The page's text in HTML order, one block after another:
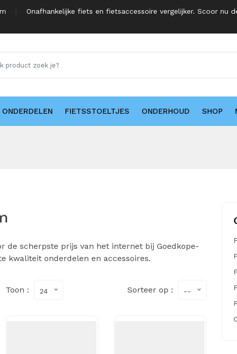
Onafhankelijke fiets en fietsaccessoire vergelijker. Scoor nu
ONDERDELEN FIETSSTOELTJES ONDERHOUD SHOP
de scherpste prijs van het internet bij Goedkope-
kwaliteit onderdelen en accessoires.
Toon : 24 Sorteer op : --